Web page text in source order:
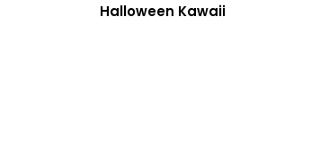
Halloween Kawaii